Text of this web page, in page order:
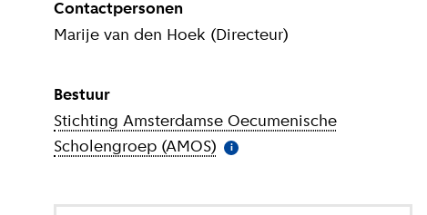
Contactpersonen
Marije van den Hoek (Directeur)
Bestuur
Stichting Amsterdamse Oecumenische
Scholengroep (AMOS) Meer informatie
i